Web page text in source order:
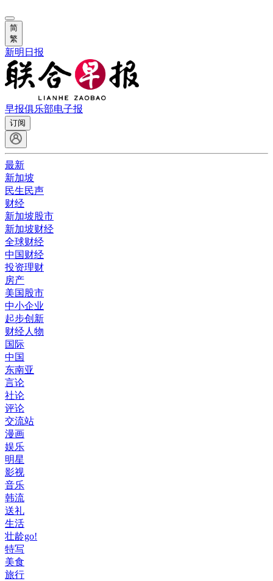
简
繁
新明日报
早报俱乐部电子报
订阅
最新
新加坡
民生民声
财经
新加坡股市
新加坡财经
全球财经
中国财经
投资理财
房产
美国股市
中小企业
起步创新
财经人物
国际
中国
东南亚
言论
社论
评论
交流站
漫画
娱乐
明星
影视
音乐
韩流
送礼
生活
壮龄go!
特写
美食
旅行